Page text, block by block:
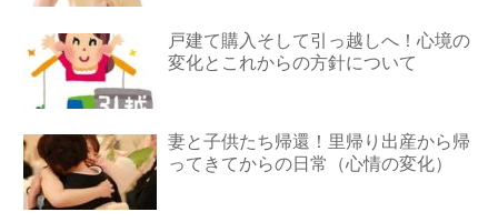
戸建て購入そして引っ越しへ！心境の
変化とこれからの方針について
妻と子供たち帰還！里帰り出産から帰
ってきてからの日常（心情の変化）